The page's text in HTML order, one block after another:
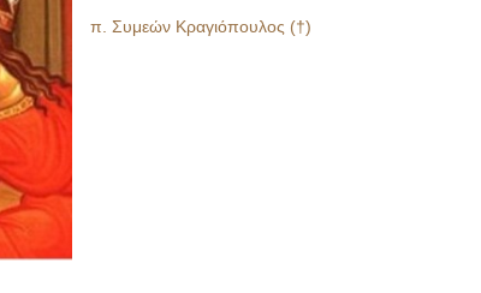
π. Συμεών Κραγιόπουλος (†)